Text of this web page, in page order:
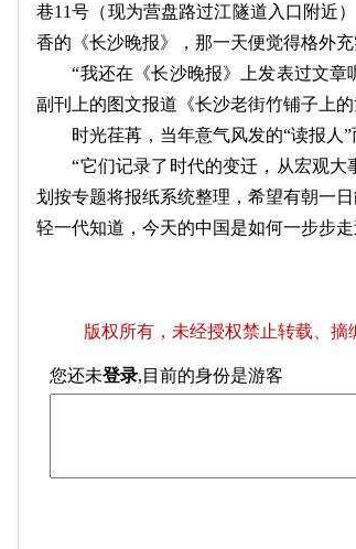
巷11号（现为营盘路过江隧道入口附近
香的《长沙晚报》，那一天便觉得格外充
“我还在《长沙晚报》上发表过文章
副刊上的图文报道《长沙老街竹铺子上
时光荏苒，当年意气风发的“读报人”
“它们记录了时代的变迁，从宏观大
划按专题将报纸系统整理，希望有朝一
轻一代知道，今天的中国是如何一步步
版权所有，未经授权禁止转载、摘
您还未登录,目前的身份是游客